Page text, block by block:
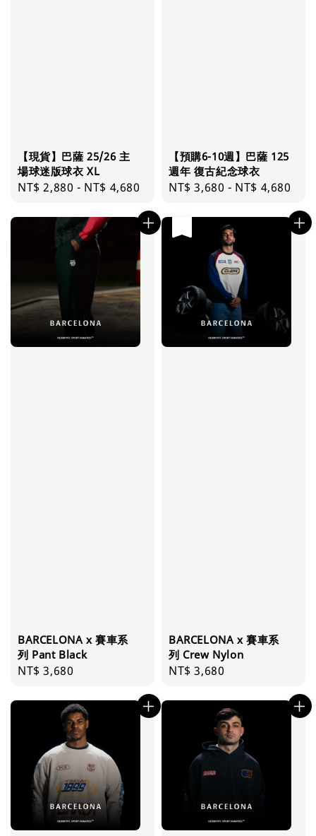
【現貨】巴薩 25/26 主
場球迷版球衣 XL
Regular
NT$ 2,880 - NT$ 4,680
【預購6-10週】巴薩 125
週年 復古紀念球衣
Regular
NT$ 3,680 - NT$ 4,680
BARCELONA x 賽車系
列 Pant Black
Regular
NT$ 3,680
BARCELONA x 賽車系
列 Crew Nylon
Regular
NT$ 3,680